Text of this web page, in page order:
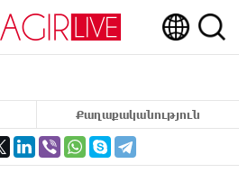
Քաղաքականություն